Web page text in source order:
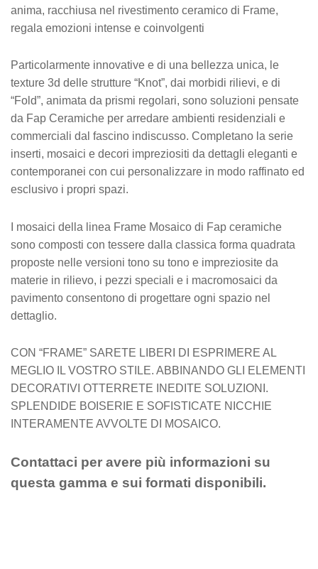
anima, racchiusa nel rivestimento ceramico di Frame,
regala emozioni intense e coinvolgenti
Particolarmente innovative e di una bellezza unica, le
texture 3d delle strutture “Knot”, dai morbidi rilievi, e di
“Fold”, animata da prismi regolari, sono soluzioni pensate
da Fap Ceramiche per arredare ambienti residenziali e
commerciali dal fascino indiscusso. Completano la serie
inserti, mosaici e decori impreziositi da dettagli eleganti e
contemporanei con cui personalizzare in modo raffinato ed
esclusivo i propri spazi.
I mosaici della linea Frame Mosaico di Fap ceramiche
sono composti con tessere dalla classica forma quadrata
proposte nelle versioni tono su tono e impreziosite da
materie in rilievo, i pezzi speciali e i macromosaici da
pavimento consentono di progettare ogni spazio nel
dettaglio.
CON “FRAME” SARETE LIBERI DI ESPRIMERE AL
MEGLIO IL VOSTRO STILE. ABBINANDO GLI ELEMENTI
DECORATIVI OTTERRETE INEDITE SOLUZIONI.
SPLENDIDE BOISERIE E SOFISTICATE NICCHIE
INTERAMENTE AVVOLTE DI MOSAICO.
Contattaci per avere più informazioni su
questa gamma e sui formati disponibili.